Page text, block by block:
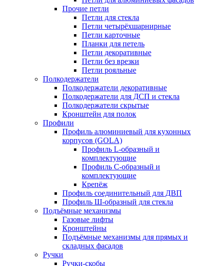
Прочие петли
Петли для стекла
Петли четырёхшарнирные
Петли карточные
Планки для петель
Петли декоративные
Петли без врезки
Петли рояльные
Полкодержатели
Полкодержатели декоративные
Полкодержатели для ДСП и стекла
Полкодержатели скрытые
Кронштейн для полок
Профили
Профиль алюминиевый для кухонных
корпусов (GOLA)
Профиль L-образный и
комплектующие
Профиль C-образный и
комплектующие
Крепёж
Профиль соединительный для ДВП
Профиль Ш-образный для стекла
Подъёмные механизмы
Газовые лифты
Кронштейны
Подъёмные механизмы для прямых и
складных фасадов
Ручки
Ручки-скобы